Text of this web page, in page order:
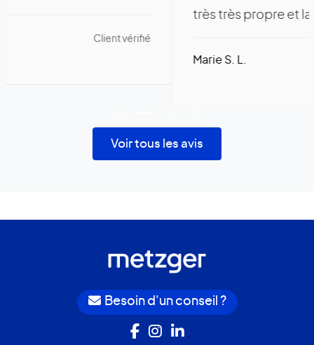
très très propre et la communication entre...
Client vérifié
Voir tous les avis
Besoin d'un conseil ?